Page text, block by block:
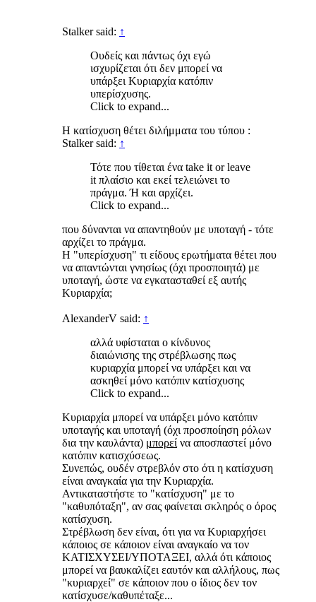
Stalker said: ↑
Ουδείς και πάντως όχι εγώ
ισχυρίζεται ότι δεν μπορεί να
υπάρξει Κυριαρχία κατόπιν
υπερίσχυσης.
Click to expand...
Η κατίσχυση θέτει διλήμματα του τύπου :
Stalker said: ↑
Τότε που τίθεται ένα take it or leave
it πλαίσιο και εκεί τελειώνει το
πράγμα. Ή και αρχίζει.
Click to expand...
που δύνανται να απαντηθούν με υποταγή - τότε
αρχίζει το πράγμα.
Η "υπερίσχυση" τι είδους ερωτήματα θέτει που
να απαντώνται γνησίως (όχι προσποιητά) με
υποταγή, ώστε να εγκατασταθεί εξ αυτής
Κυριαρχία;
AlexanderV said: ↑
αλλά υφίσταται ο κίνδυνος
διαιώνισης της στρέβλωσης πως
κυριαρχία μπορεί να υπάρξει και να
ασκηθεί μόνο κατόπιν κατίσχυσης
Click to expand...
Κυριαρχία μπορεί να υπάρξει μόνο κατόπιν
υποταγής και υποταγή (όχι προσποίηση ρόλων
δια την καυλάντα) μπορεί να αποσπαστεί μόνο
κατόπιν κατισχύσεως.
Συνεπώς, ουδέν στρεβλόν στο ότι η κατίσχυση
είναι αναγκαία για την Κυριαρχία.
Αντικαταστήστε το "κατίσχυση" με το
"καθυπόταξη", αν σας φαίνεται σκληρός ο όρος
κατίσχυση.
Στρέβλωση δεν είναι, ότι για να Κυριαρχήσει
κάποιος σε κάποιον είναι αναγκαίο να τον
ΚΑΤΙΣΧΥΣΕΙ/ΥΠΟΤΑΞΕΙ, αλλά ότι κάποιος
μπορεί να βαυκαλίζει εαυτόν και αλλήλους, πως
"κυριαρχεί" σε κάποιον που ο ίδιος δεν τον
κατίσχυσε/καθυπέταξε...